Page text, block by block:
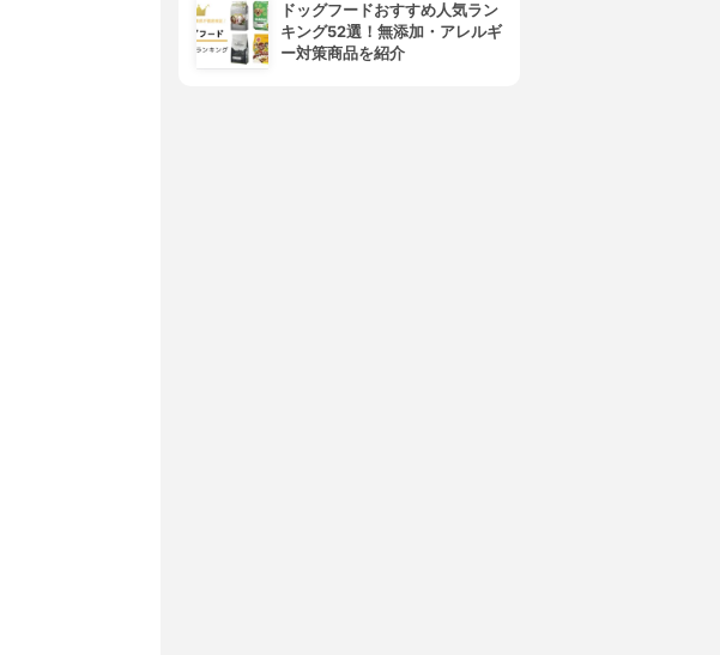
ドッグフードおすすめ人気ラン
キング52選！無添加・アレルギ
ー対策商品を紹介